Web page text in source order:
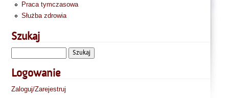
Praca tymczasowa
Służba zdrowia
Szukaj
Logowanie
Zaloguj/Zarejestruj